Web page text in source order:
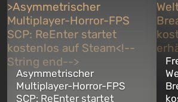
Asymmetrischer
Multiplayer-Horror-FPS
SCP: ReEnter startet